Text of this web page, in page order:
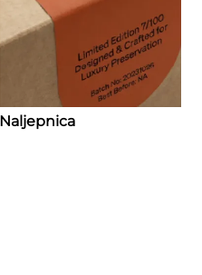
Naljepnica